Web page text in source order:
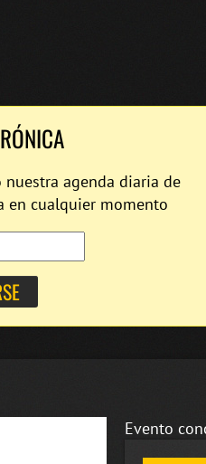
agenda diaria de
en cualquier momento
Evento